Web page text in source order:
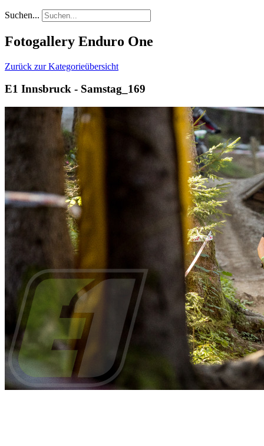
Suchen...
Fotogallery Enduro One
Zurück zur Kategorieübersicht
E1 Innsbruck - Samstag_169